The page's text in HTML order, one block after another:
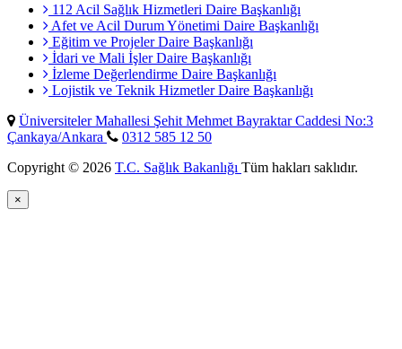
112 Acil Sağlık Hizmetleri Daire Başkanlığı
Afet ve Acil Durum Yönetimi Daire Başkanlığı
Eğitim ve Projeler Daire Başkanlığı
İdari ve Mali İşler Daire Başkanlığı
İzleme Değerlendirme Daire Başkanlığı
Lojistik ve Teknik Hizmetler Daire Başkanlığı
Üniversiteler Mahallesi Şehit Mehmet Bayraktar Caddesi No:3
Çankaya/Ankara
0312 585 12 50
Copyright © 2026 T.C. Sağlık Bakanlığı Tüm hakları saklıdır.
×